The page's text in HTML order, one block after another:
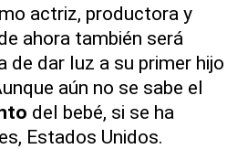
actriz, productora y
ahora también será
de dar luz a su primer hijo
aún no se sabe el
del bebé, si se ha
Estados Unidos.